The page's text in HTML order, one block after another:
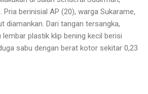
Pria berinisial AP (20), warga Sukarame,
diamankan. Dari tangan tersangka,
plastik klip bening kecil berisi
sabu dengan berat kotor sekitar 0,23